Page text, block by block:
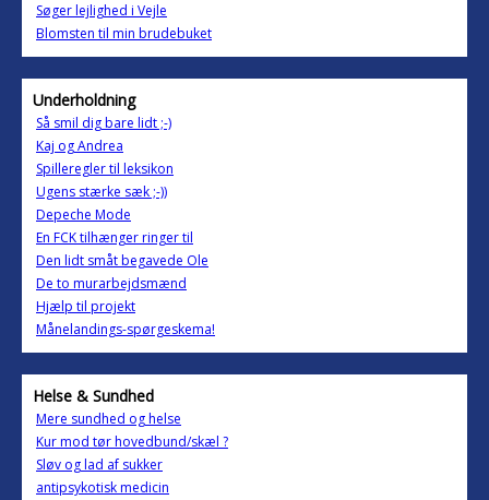
Søger lejlighed i Vejle
Blomsten til min brudebuket
Underholdning
Så smil dig bare lidt ;-)
Kaj og Andrea
Spilleregler til leksikon
Ugens stærke sæk ;-))
Depeche Mode
En FCK tilhænger ringer til
Den lidt småt begavede Ole
De to murarbejdsmænd
Hjælp til projekt
Månelandings-spørgeskema!
Helse & Sundhed
Mere sundhed og helse
Kur mod tør hovedbund/skæl ?
Sløv og lad af sukker
antipsykotisk medicin